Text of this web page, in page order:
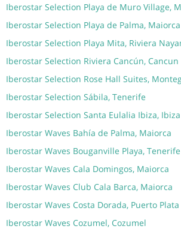
Iberostar Selection Playa de Muro Village,
Iberostar Selection Playa de Palma, Maiorca
Iberostar Selection Playa Mita, Riviera
Iberostar Selection Riviera Cancún, Cancun
Iberostar Selection Rose Hall Suites,
Iberostar Selection Sábila, Tenerife
Iberostar Selection Santa Eulalia Ibiza, Ibiza
Iberostar Waves Bahía de Palma, Maiorca
Iberostar Waves Bouganville Playa, Tenerife
Iberostar Waves Cala Domingos, Maiorca
Iberostar Waves Club Cala Barca, Maiorca
Iberostar Waves Costa Dorada, Puerto Plata
Iberostar Waves Cozumel, Cozumel